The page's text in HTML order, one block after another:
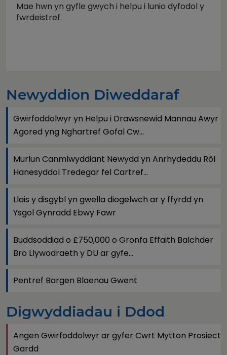
Mae hwn yn gyfle gwych i helpu i lunio dyfodol y
fwrdeistref.
Newyddion Diweddaraf
Gwirfoddolwyr yn Helpu i Drawsnewid Mannau Awyr
Agored yng Nghartref Gofal Cw...
Murlun Canmlwyddiant Newydd yn Anrhydeddu Rôl
Hanesyddol Tredegar fel Cartref...
Llais y disgybl yn gwella diogelwch ar y ffyrdd yn
Ysgol Gynradd Ebwy Fawr
Buddsoddiad o £750,000 o Gronfa Effaith Balchder
Bro Llywodraeth y DU ar gyfe...
Pentref Bargen Blaenau Gwent
Digwyddiadau i Ddod
Angen Gwirfoddolwyr ar gyfer Cwrt Mytton Prosiect
Gardd